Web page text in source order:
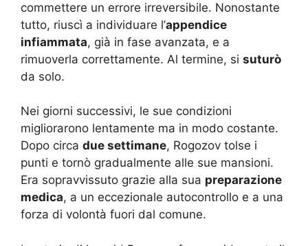
commettere un errore irreversibile. Nonostante
tutto, riuscì a individuare l’appendice
infiammata, già in fase avanzata, e a
rimuoverla correttamente. Al termine, si suturò
da solo.
Nei giorni successivi, le sue condizioni
migliorarono lentamente ma in modo costante.
Dopo circa due settimane, Rogozov tolse i
punti e tornò gradualmente alle sue mansioni.
Era sopravvissuto grazie alla sua preparazione
medica, a un eccezionale autocontrollo e a una
forza di volontà fuori dal comune.